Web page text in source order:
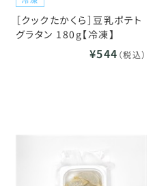
［クックたかくら］豆乳ポテト
グラタン 180g【冷凍】
¥544 （税込）